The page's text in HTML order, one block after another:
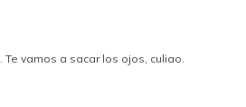
Te vamos a sacar los ojos, culiao.